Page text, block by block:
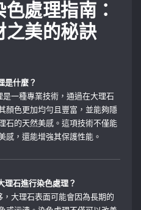
處理指南：
之美的秘訣​
是什麼？
是一種專業技術，通過在大理石
顏色更加均勻且豐富，並能夠隱
石的天然美感。這項技術不僅能
感，還能增強其保護性能。
理石進行染色處理？
，大理石表面可能會因為長期的